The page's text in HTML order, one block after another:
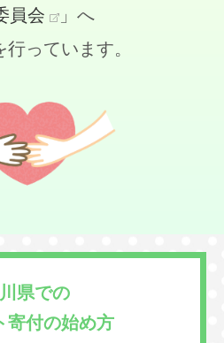
員会
」へ
っています。
県での
寄付の始め方